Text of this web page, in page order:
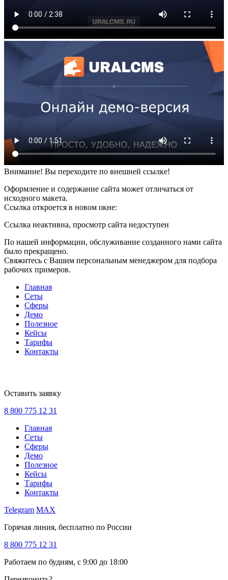
Внимание! Вы переходите по внешней ссылке!
Оформление и содержание сайта может отличаться от
исходного макета.
Ссылка откроется в новом окне:
Ссылка неактивна, просмотр сайта недоступен
По нашей информации, обслуживание созданного нами сайта
было прекращено.
Свяжитесь с Вашим персональным менеджером для подбора
рабочих примеров.
Главная
Сеты
Сферы
Демо
Полезное
Кейсы
Тарифы
Контакты
Оставить заявку
8 800 775 12 31
Главная
Сеты
Сферы
Демо
Полезное
Кейсы
Тарифы
Контакты
Telegram MAX
Горячая линия, бесплатно по России
8 800 775 12 31
Работаем по будням, с 9:00 до 18:00